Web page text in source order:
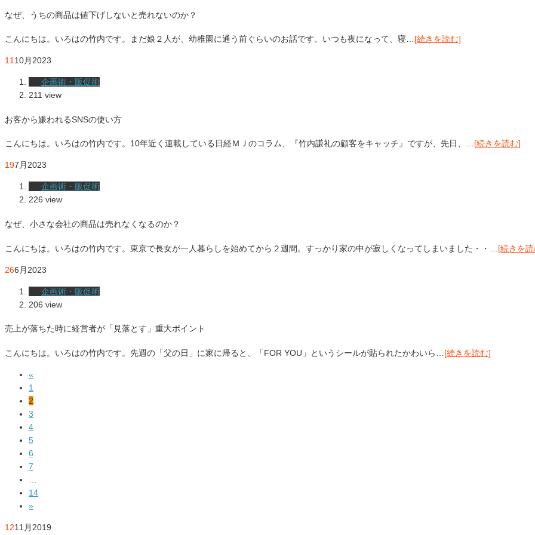
なぜ、うちの商品は値下げしないと売れないのか？
こんにちは。いろはの竹内です。まだ娘２人が、幼稚園に通う前ぐらいのお話です。いつも夜になって、寝… [続きを読む]
11 10月 2023
企画術・販促術
211 view
お客から嫌われるSNSの使い方
こんにちは。いろはの竹内です。10年近く連載している日経ＭＪのコラム、『竹内謙礼の顧客をキャッチ』ですが、先日、…[続きを読む]
197月2023
企画術・販促術
226 view
なぜ、小さな会社の商品は売れなくなるのか？
こんにちは。いろはの竹内です。東京で長女が一人暮らしを始めてから２週間。すっかり家の中が寂しくなってしまいました・・… [続きを
266月 2023
企画術・販促術
206 view
売上が落ちた時に経営者が「見落とす」重大ポイント
こんにちは。いろはの竹内です。先週の「父の日」に家に帰ると、「FOR YOU」というシールが貼られたかわいら… [続きを読む]
«
1
2
3
4
5
6
7
14
»
1211月 2019